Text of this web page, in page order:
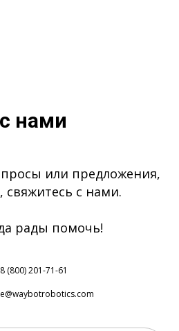
нами
или предложения,
свяжитесь с нами.
рады помочь!
(800) 201-71-61